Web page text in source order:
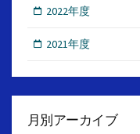
2022年度
2021年度
月別アーカイブ